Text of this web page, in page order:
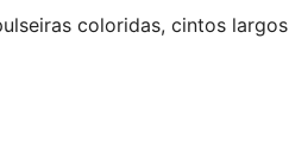
coloridas, cintos largos